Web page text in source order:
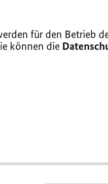
für den Betrieb
können die